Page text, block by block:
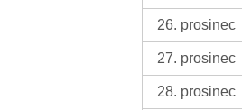
26. prosinec
27. prosinec
28. prosinec